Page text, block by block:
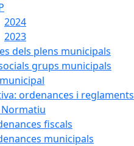
2024
2023
dels plens municipals
grups municipals
ordenances i reglaments
Normatiu
fiscals
municipals